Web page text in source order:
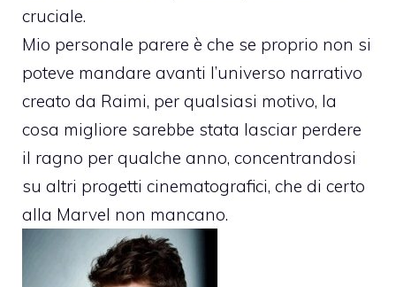
cruciale.
Mio personale parere è che se proprio non si
poteve mandare avanti l’universo narrativo
creato da Raimi, per qualsiasi motivo, la
cosa migliore sarebbe stata lasciar perdere
il ragno per qualche anno, concentrandosi
su altri progetti cinematografici, che di certo
alla Marvel non mancano.